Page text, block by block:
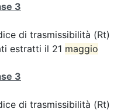
3
di trasmissibilità (Rt)
estratti il 21 maggio
3
di trasmissibilità (Rt)